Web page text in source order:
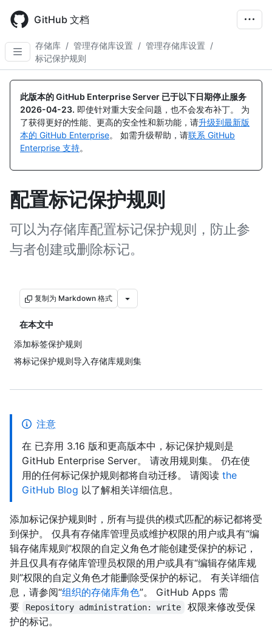
main
content
GitHub 文档
存储库 / 管理存储库设置 / 管理存储库设置 /
标记保护规则
此版本的 GitHub Enterprise Server 已于以下日期停止服务
2026-04-23. 即使针对重大安全问题，也不会发布补丁。 为
了获得更好的性能、更高的安全性和新功能，请升级到最新版
本的 GitHub Enterprise。 如需升级帮助，请联系 GitHub
Enterprise 支持。
配置标记保护规则
可以为存储库配置标记保护规则，防止参
与者创建或删除标记。
复制为 Markdown 格式
在本文中
添加标签保护规则
将标记保护规则导入存储库规则集
注意
在 已弃用 3.16 版和更高版本中，标记保护规则是
GitHub Enterprise Server。 请改用规则集。 仍在使
用的任何标记保护规则都将自动迁移。 请阅读 the
GitHub Blog 以了解相关详细信息。
添加标记保护规则时，所有与提供的模式匹配的标记都将受
到保护。 仅具有存储库管理员或维护权限的用户或具有“编
辑存储库规则”权限的自定义角色才能创建受保护的标记，
并且仅具有存储库管理员权限的用户或具有“编辑存储库规
则”权限的自定义角色才能删除受保护的标记。 有关详细信
息，请参阅“组织的存储库角色”。 GitHub Apps 需
要
Repository administration: write
权限来修改受保
护的标记。